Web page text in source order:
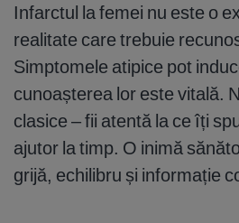
Infarctul la femei nu este o
realitate care trebuie
Simptomele atipice pot
cunoașterea lor este vitală.
clasice – fii atentă la ce îți
ajutor la timp. O inimă
grijă, echilibru și informație